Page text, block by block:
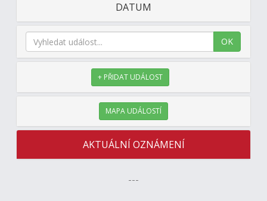
DATUM
OK
+ PŘIDAT UDÁLOST
MAPA UDÁLOSTÍ
AKTUÁLNÍ OZNÁMENÍ
---